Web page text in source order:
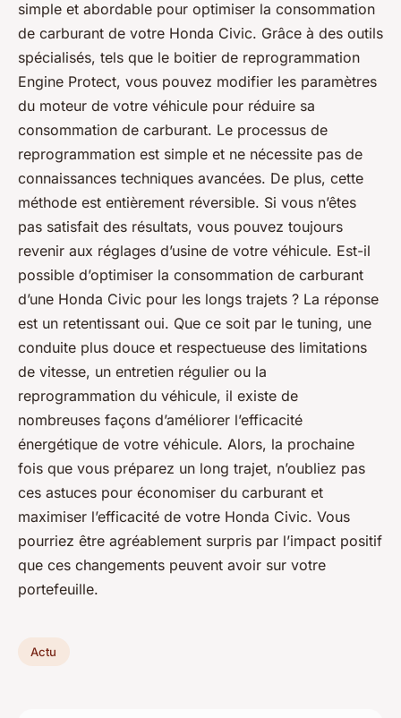
simple et abordable pour optimiser la consommation
de carburant de votre Honda Civic. Grâce à des outils
spécialisés, tels que le boitier de reprogrammation
Engine Protect, vous pouvez modifier les paramètres
du moteur de votre véhicule pour réduire sa
consommation de carburant. Le processus de
reprogrammation est simple et ne nécessite pas de
connaissances techniques avancées. De plus, cette
méthode est entièrement réversible. Si vous n’êtes
pas satisfait des résultats, vous pouvez toujours
revenir aux réglages d’usine de votre véhicule. Est-il
possible d’optimiser la consommation de carburant
d’une Honda Civic pour les longs trajets ? La réponse
est un retentissant oui. Que ce soit par le tuning, une
conduite plus douce et respectueuse des limitations
de vitesse, un entretien régulier ou la
reprogrammation du véhicule, il existe de
nombreuses façons d’améliorer l’efficacité
énergétique de votre véhicule. Alors, la prochaine
fois que vous préparez un long trajet, n’oubliez pas
ces astuces pour économiser du carburant et
maximiser l’efficacité de votre Honda Civic. Vous
pourriez être agréablement surpris par l’impact positif
que ces changements peuvent avoir sur votre
portefeuille.
Actu